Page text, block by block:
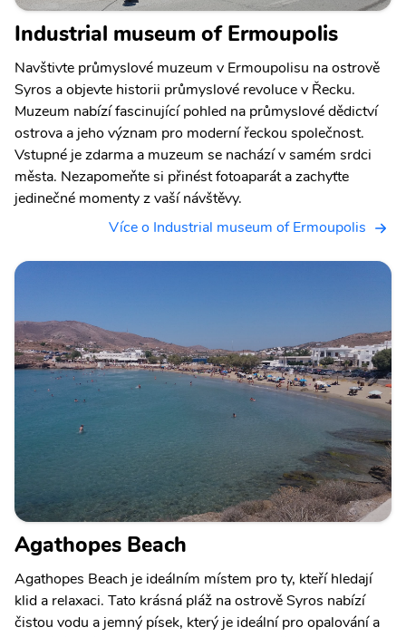
Industrial museum of Ermoupolis
Navštivte průmyslové muzeum v Ermoupolisu na ostrově
Syros a objevte historii průmyslové revoluce v Řecku.
Muzeum nabízí fascinující pohled na průmyslové dědictví
ostrova a jeho význam pro moderní řeckou společnost.
Vstupné je zdarma a muzeum se nachází v samém srdci
města. Nezapomeňte si přinést fotoaparát a zachyťte
jedinečné momenty z vaší návštěvy.
Více o Industrial museum of Ermoupolis
Agathopes Beach
Agathopes Beach je ideálním místem pro ty, kteří hledají
klid a relaxaci. Tato krásná pláž na ostrově Syros nabízí
čistou vodu a jemný písek, který je ideální pro opalování a